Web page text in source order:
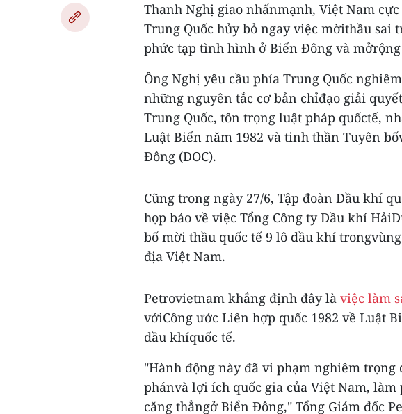
Thanh Nghị giao nhấnmạnh, Việt Nam
Trung Quốc hủy bỏ ngay việc mờithầu sai
phức tạp tình hình ở Biển Đông và
Ông Nghị yêu cầu phía Trung Quốc
những nguyên tắc cơ bản chỉđạo giải
Trung Quốc, tôn trọng luật pháp quốctế,
Luật Biển năm 1982 và tinh thần Tuyên
Đông (DOC).
Cũng trong ngày 27/6, Tập đoàn Dầu khí
họp báo về việc Tổng Công ty Dầu khí
bố mời thầu quốc tế 9 lô dầu khí
địa Việt Nam.
Petrovietnam khẳng định đây là việc làm
vớiCông ước Liên hợp quốc 1982 về Luật
dầu khíquốc tế.
"Hành động này đã vi phạm nghiêm
phánvà lợi ích quốc gia của Việt Nam,
căng thẳngở Biển Đông," Tổng Giám đốc